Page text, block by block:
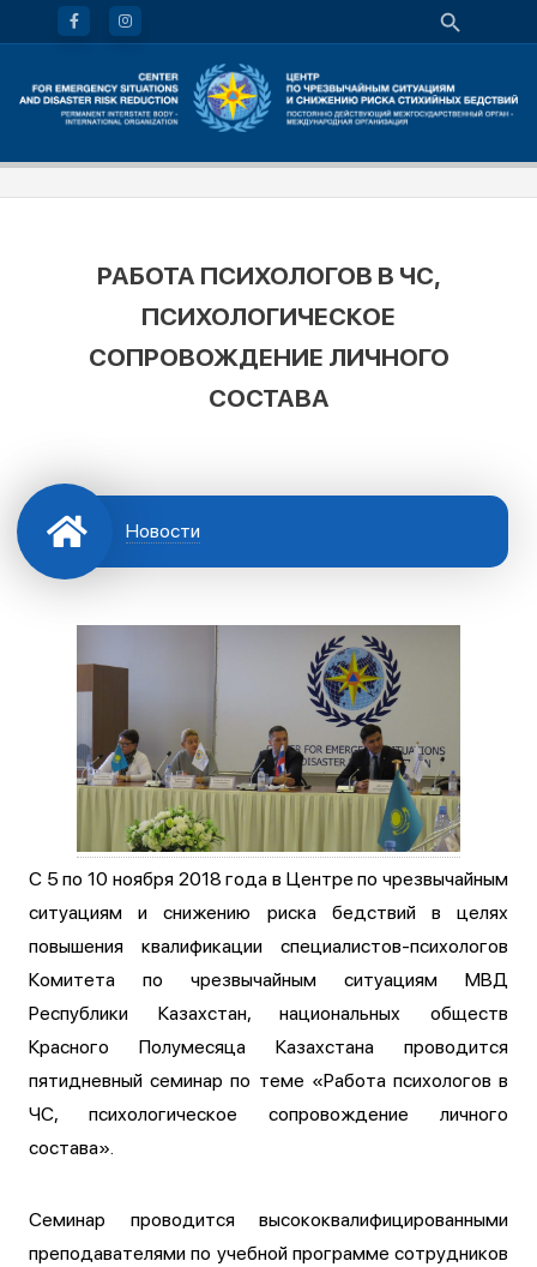
РАБОТА ПСИХОЛОГОВ В ЧС,
ПСИХОЛОГИЧЕСКОЕ
СОПРОВОЖДЕНИЕ ЛИЧНОГО
СОСТАВА
Новости
С 5 по 10 ноября 2018 года в Центре по чрезвычайным
ситуациям и снижению риска бедствий в целях
повышения квалификации специалистов-психологов
Комитета по чрезвычайным ситуациям МВД
Республики Казахстан, национальных обществ
Красного Полумесяца Казахстана проводится
пятидневный семинар по теме «Работа психологов в
ЧС, психологическое сопровождение личного
состава».
Семинар проводится высококвалифицированными
преподавателями по учебной программе сотрудников